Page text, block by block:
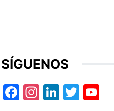
SÍGUENOS
Facebook
Instagram
LinkedIn
Twitter